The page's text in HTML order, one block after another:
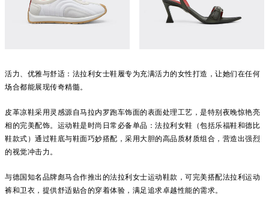
活力、优雅与舒适：法拉利女士鞋履专为充满活力的女性打造，让她们在任何
场合都能展现传奇精髓。
皮革凉鞋采用灵感源自马拉内罗跑车饰面的表面处理工艺，是特别夜晚惊艳亮
相的完美配饰。运动鞋是时尚日常必备单品：法拉利女鞋（包括乐福鞋和德比
鞋款式）通过鞋底与鞋面巧妙搭配，采用大胆的高品质材质组合，营造出强烈
的视觉冲击力。
与德国知名品牌彪马合作推出的法拉利女士运动鞋款，可完美搭配法拉利运动
裤和卫衣，提供舒适贴合的穿着体验，满足追求卓越性能的需求。